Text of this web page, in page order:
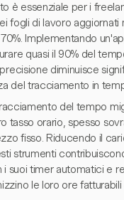
è essenziale per i
fogli di lavoro
Implementando
quasi il 90% del
diminuisce
del tracciamento in
del tempo
tasso orario, spesso
fisso. Riducendo il
strumenti
i suoi timer automatici e
le loro ore